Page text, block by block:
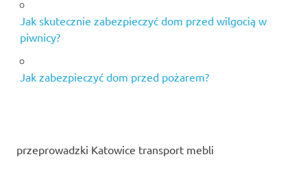
Jak skutecznie zabezpieczyć dom przed wilgocią w
piwnicy?
Jak zabezpieczyć dom przed pożarem?
przeprowadzki Katowice transport mebli